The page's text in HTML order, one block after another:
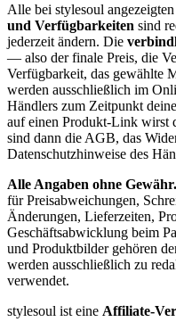
Alle bei stylesoul angezeigten
und Verfügbarkeiten sind
jederzeit ändern. Die
— also der finale Preis, die
Verfügbarkeit, das gewählte
werden ausschließlich im
Händlers zum Zeitpunkt
auf einen Produkt-Link wirst
sind dann die AGB, das
Datenschutzhinweise des
Alle Angaben ohne Gewähr.
für Preisabweichungen,
Änderungen, Lieferzeiten,
Geschäftsabwicklung beim
und Produktbilder gehören
werden ausschließlich zu
verwendet.
stylesoul ist eine Affiliate-